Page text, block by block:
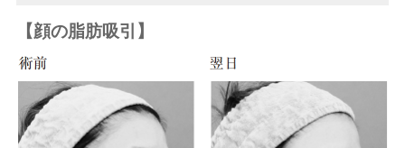
【顔の脂肪吸引】